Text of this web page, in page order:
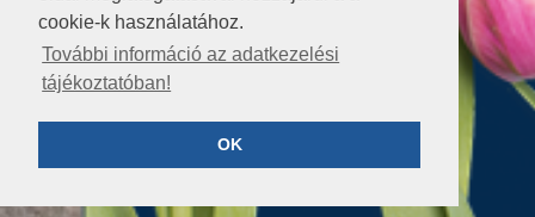
cookie-k használatához.
További információ az adatkezelési
tájékoztatóban!
OK